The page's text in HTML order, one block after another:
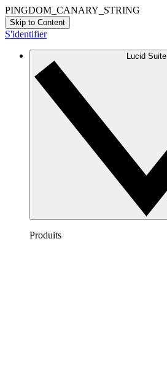
PINGDOM_CANARY_STRING
Skip to Content
S'identifier
Lucid Suite
Produits